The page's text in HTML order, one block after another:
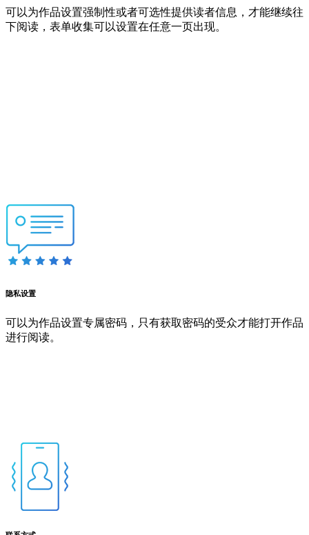
可以为作品设置强制性或者可选性提供读者信息，才能继续往
下阅读，表单收集可以设置在任意一页出现。
隐私设置
可以为作品设置专属密码，只有获取密码的受众才能打开作品
进行阅读。